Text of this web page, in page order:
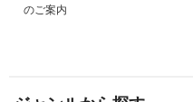
のご案内